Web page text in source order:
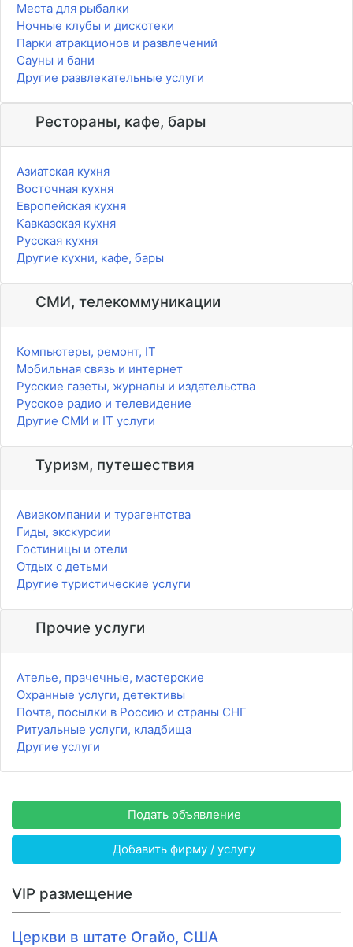
Места для рыбалки
Ночные клубы и дискотеки
Парки атракционов и развлечений
Сауны и бани
Другие развлекательные услуги
Рестораны, кафе, бары
Азиатская кухня
Восточная кухня
Европейская кухня
Кавказская кухня
Русская кухня
Другие кухни, кафе, бары
СМИ, телекоммуникации
Компьютеры, ремонт, IT
Мобильная связь и интернет
Русские газеты, журналы и издательства
Русское радио и телевидение
Другие СМИ и IT услуги
Туризм, путешествия
Авиакомпании и турагентства
Гиды, экскурсии
Гостиницы и отели
Отдых с детьми
Другие туристические услуги
Прочие услуги
Ателье, прачечные, мастерские
Охранные услуги, детективы
Почта, посылки в Россию и страны СНГ
Ритуальные услуги, кладбища
Другие услуги
Подать объявление
Добавить фирму / услугу
VIP размещение
Церкви в штате Огайо, США